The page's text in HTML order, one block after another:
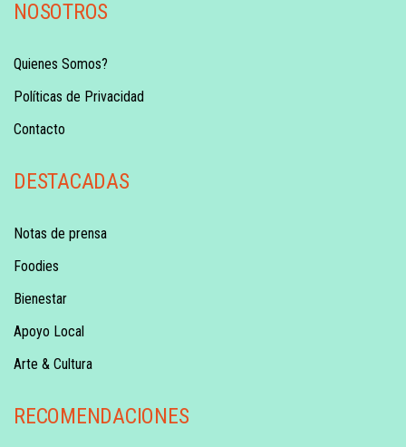
NOSOTROS
Quienes Somos?
Políticas de Privacidad
Contacto
DESTACADAS
Notas de prensa
Foodies
Bienestar
Apoyo Local
Arte & Cultura
RECOMENDACIONES